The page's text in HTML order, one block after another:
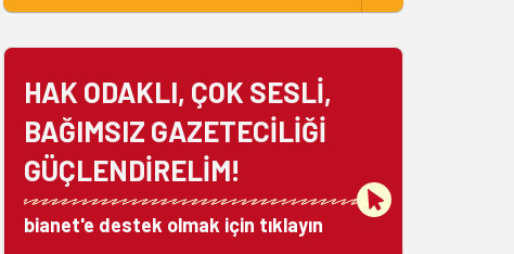
HAK ODAKLI, ÇOK SESLİ,
BAĞIMSIZ GAZETECİLİĞİ
GÜÇLENDİRELİM!
bianet'e destek olmak için tıklayın